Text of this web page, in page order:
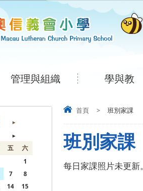
管理與組織 學與教
首頁 > 班別家課
班別家課
每日家課照片未更新。
►
►
五
六
1
7
8
14
15